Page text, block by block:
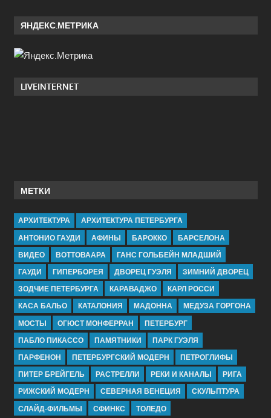
ЯНДЕКС.МЕТРИКА
LIVEINTERNET
МЕТКИ
АРХИТЕКТУРА
АРХИТЕКТУРА ПЕТЕРБУРГА
АНТОНИО ГАУДИ
АФИНЫ БАРОККО
БАРСЕЛОНА
ВИДЕО
ВОТТОВААРА
ГАНС ГОЛЬБЕЙН МЛАДШИЙ
ГАУДИ
ГИПЕРБОРЕЯ ДВОРЕЦ ГУЭЛЯ
ЗИМНИЙ ДВОРЕЦ
ЗОДЧИЕ ПЕТЕРБУРГА
КАРАВАДЖО
КАРЛ РОССИ
КАСА БАЛЬО
КАТАЛОНИЯ МАДОННА
МЕДУЗА ГОРГОНА
МОСТЫ
ОГЮСТ МОНФЕРРАН
ПЕТЕРБУРГ
ПАБЛО ПИКАССО
ПАМЯТНИКИ
ПАРК ГУЭЛЯ
ПАРФЕНОН
ПЕТЕРБУРГСКИЙ МОДЕРН
ПЕТРОГЛИФЫ
ПИТЕР БРЕЙГЕЛЬ
РАСТРЕЛЛИ РЕКИ И КАНАЛЫ
РИГА
РИЖСКИЙ МОДЕРН
СЕВЕРНАЯ ВЕНЕЦИЯ
СКУЛЬПТУРА
СЛАЙД-ФИЛЬМЫ
СФИНКС ТОЛЕДО